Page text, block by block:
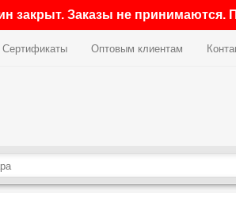
закрыт. Заказы не
Сертификаты Оптовым клиентам